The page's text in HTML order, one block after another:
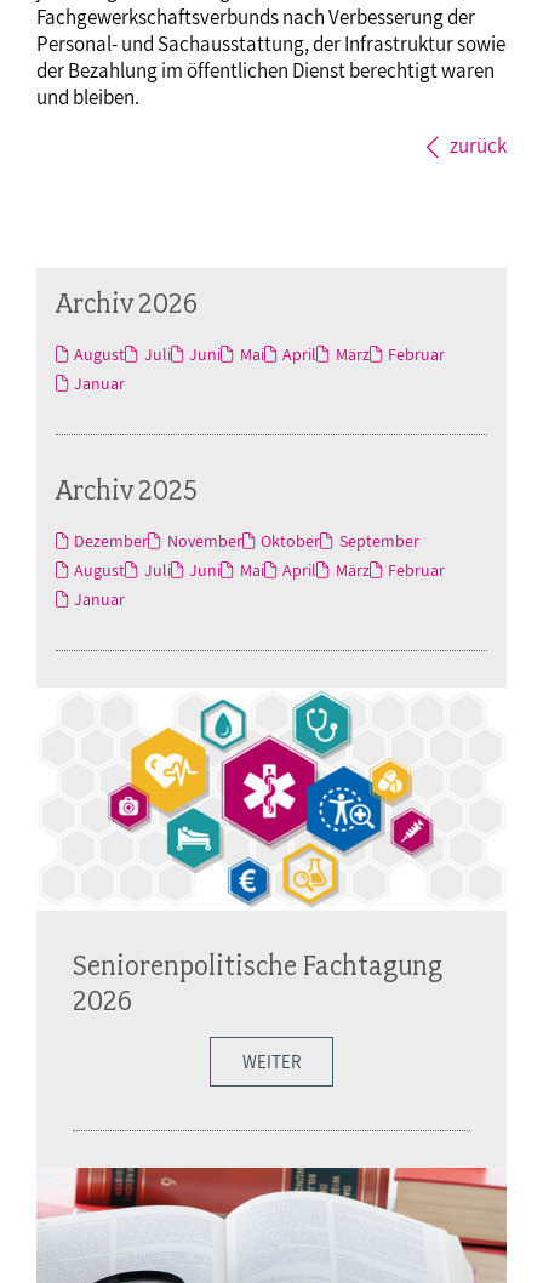
Fachgewerkschaftsverbunds nach Verbesserung der
Personal- und Sachausstattung, der Infrastruktur sowie
der Bezahlung im öffentlichen Dienst berechtigt waren
und bleiben.
zurück
Archiv 2026
August Juli Juni Mai April März
Februar
Januar
Archiv 2025
Dezember November Oktober
September
August
Juli Juni Mai April März
Februar
Januar
Seniorenpolitische Fachtagung
2026
WEITER